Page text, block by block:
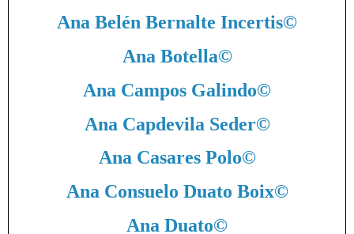
Ana Belén Bernalte Incertis©
Ana Botella©
Ana Campos Galindo©
Ana Capdevila Seder©
Ana Casares Polo©
Ana Consuelo Duato Boix©
Ana Duato©